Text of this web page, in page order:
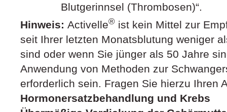
Blutgerinnsel (Thrombosen)“.
Hinweis: Activelle® ist kein Mittel zur
seit Ihrer letzten Monatsblutung weniger
sind oder wenn Sie jünger als 50 Jahre
Anwendung von Methoden zur
erforderlich sein. Fragen Sie hierzu Ihren
Hormonersatzbehandlung und Krebs